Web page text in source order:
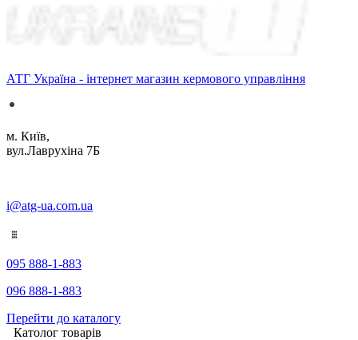
АТГ Україна - інтернет магазин кермового управління
м. Київ,
вул.Лаврухіна 7Б
i@atg-ua.com.ua
095 888-1-883
096 888-1-883
Перейти до каталогу
Католог товарів